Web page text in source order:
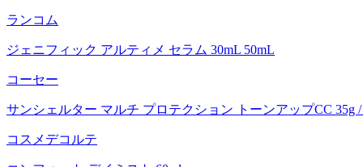
ランコム
ジェニフィック アルティメ セラム 30mL 50mL
コーセー
サンシェルター マルチ プロテクション トーンアップCC 35g /
コスメデコルテ